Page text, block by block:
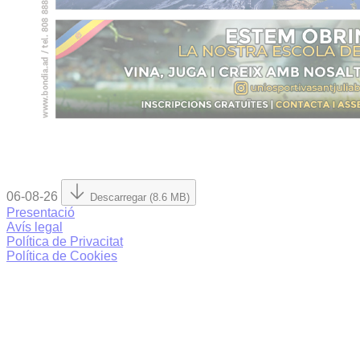
06-08-26 Descarregar (8.6 MB)
Presentació
Avís legal
Política de Privacitat
Política de Cookies